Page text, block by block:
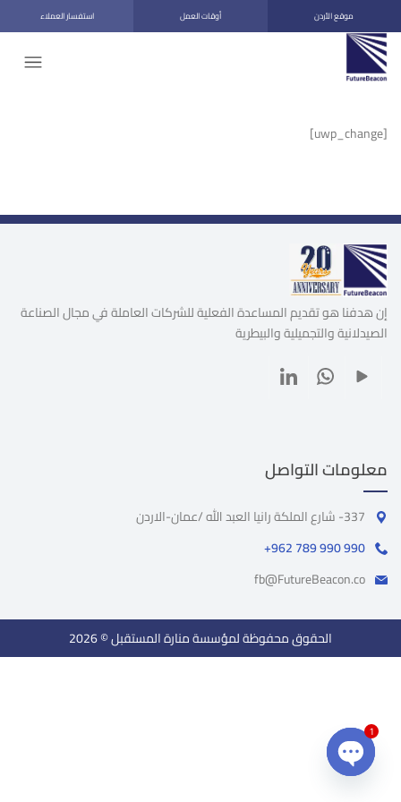
موقع الأردن أوقات العمل استفسار العملاء
[uwp_change]
إن هدفنا هو تقديم المساعدة الفعلية للشركات العاملة في مجال الصناعة
الصيدلانية والتجميلية والبيطرية
معلومات التواصل
337- شارع الملكة رانيا العبد الله /عمان-الاردن
+962 789 990 990
fb@FutureBeacon.co
الحقوق محفوظة لمؤسسة منارة المستقبل © 2026
1